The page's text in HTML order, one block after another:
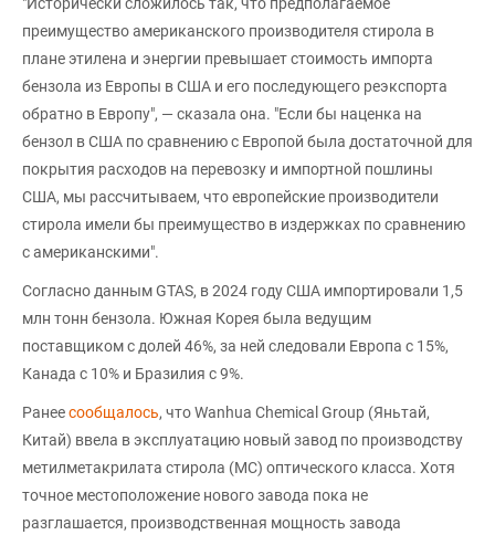
преимущество американского производителя стирола в
плане этилена и энергии превышает стоимость импорта
бензола из Европы в США и его последующего реэкспорта
обратно в Европу", — сказала она. "Если бы наценка на
бензол в США по сравнению с Европой была достаточной для
покрытия расходов на перевозку и импортной пошлины
США, мы рассчитываем, что европейские производители
стирола имели бы преимущество в издержках по сравнению
с американскими".
Согласно данным GTAS, в 2024 году США импортировали 1,5
млн тонн бензола. Южная Корея была ведущим
поставщиком с долей 46%, за ней следовали Европа с 15%,
Канада с 10% и Бразилия с 9%.
Ранеесообщалось, что Wanhua Chemical Group (Яньтай,
Китай) ввела в эксплуатацию новый завод по производству
метилметакрилата стирола (МС) оптического класса. Хотя
точное местоположение нового завода пока не
разглашается, производственная мощность завода